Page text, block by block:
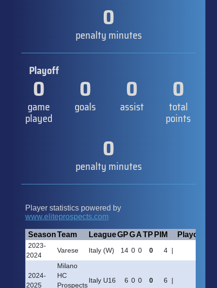
0
penalty minutes
Playoff
0
game
played
0
goals
0
assist
0
total
points
0
penalty minutes